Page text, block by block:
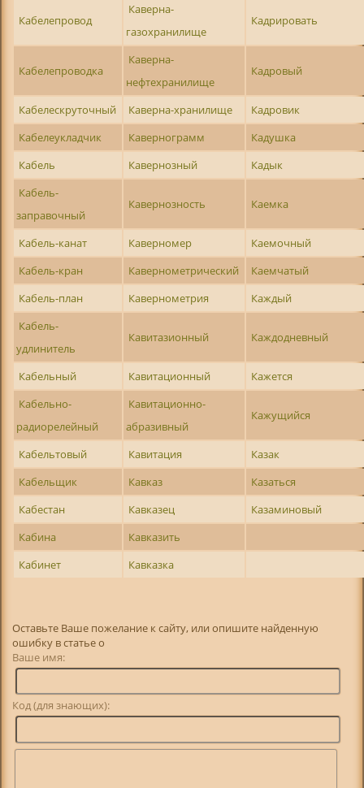
Кабелепровод
Каверна-
газохранилище
Кадрировать
Кабелепроводка
Каверна-
нефтехранилище
Кадровый
Кабелескруточный Каверна-хранилище
Кадровик
Кабелеукладчик
Кавернограмм
Кадушка
Кабель
Кавернозный
Кадык
Кабель-
заправочный
Кавернозность Каемка
Кабель-канат Каверномер
Каемочный
Кабель-кран
Кавернометрический
Каемчатый
Кабель-план
Кавернометрия
Каждый
Кабель-
удлинитель
Кавитазионный Каждодневный
Кабельный Кавитационный
Кажется
Кабельно-
радиорелейный
Кавитационно-
абразивный
Кажущийся
Кабельтовый Кавитация
Казак
Кабельщик
Кавказ
Казаться
Кабестан
Кавказец
Казаминовый
Кабина
Кавказить
Кабинет
Кавказка
Оставьте Ваше пожелание к сайту, или опишите найденную
ошибку в статье о
Ваше имя:
Код (для знающих):